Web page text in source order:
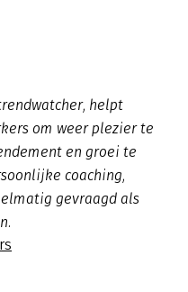
helpt
om weer plezier te
en groei te
coaching,
gevraagd als